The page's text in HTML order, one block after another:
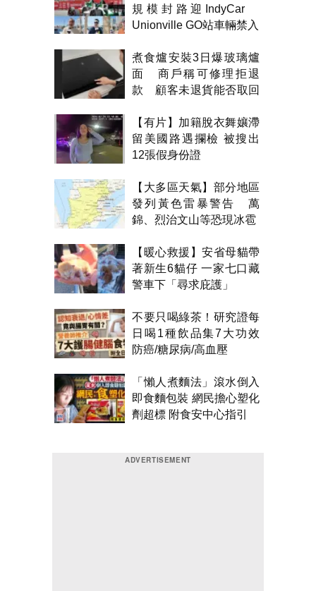
規模封路迎IndyCar
Unionville GO站車輛禁入
煮食爐安裝3日爆玻璃爐
面 商戶稱可修理拒退
款 顧客未退貨能否取回
【有片】加籍脫衣舞孃滯
留美國路遇攔檢 被搜出
12張假身份證
【大多區天氣】部分地區
發列黃色雷暴警告 萬
錦、烈治文山等恐現冰雹
【暖心救援】安省母貓帶
著新生6貓仔 一家七口藏
警車下「尋求庇護」
不要只喝綠茶！研究證每
日喝1種飲品集7大功效
防癌/糖尿病/高血壓
「懶人煮麵法」滾水倒入
即食麵包裝 網民擔心塑化
劑超標 附食安中心指引